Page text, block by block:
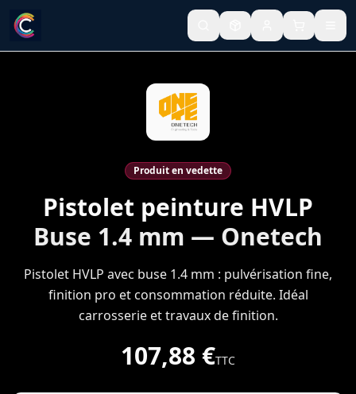
Produit en vedette
Pistolet peinture HVLP
Buse 1.4 mm — Onetech
Pistolet HVLP avec buse 1.4 mm : pulvérisation fine,
finition pro et consommation réduite. Idéal
carrosserie et travaux de finition.
107,88 €TTC